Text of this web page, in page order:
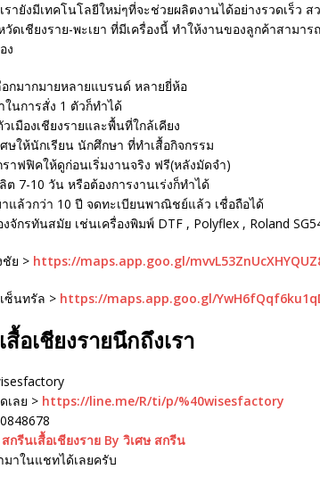
ายังมีเทคโนโลยีใหม่ๆที่จะช่วยผลิตงานได้อย่างรวดเร็ว ส
วัดเชียงราย-พะเยา ที่มีเครื่องนี้ ทำให้งานของลูกค้าสามา
ง
กมากมายหลายแบรนด์ หลายยี่ห้อ
นการสั่ง 1 ตัวก็ทำได้
เมืองเชียงรายและพื้นที่ใกล้เคียง
ษให้นักเรียน นักศึกษา ที่ทำเสื้อกิจกรรม
าฟฟิคให้ดูก่อนเริ่มงานจริง ฟรี(หลังมัดจำ)
ต 7-10 วัน หรือต้องการงานเร่งก็ทำได้
แล้วกว่า 10 ปี จดทะเบียนพาณิชย์แล้ว เชื่อถือได้
งจักรทันสมัย เช่นเครื่องพิมพ์ DTF , Polyflex , Roland
ชัย > https://maps.app.goo.gl/
ซ็นทรัล > https://maps.app.goo.gl/
อเชียงรายนึกถึงเรา
เลย > https://line.me/R/ti/p/%40wisesfactory
สกรีนเสื้อเชียงราย By วิเศษ สกรีน
มาในแชทได้เลยครับ